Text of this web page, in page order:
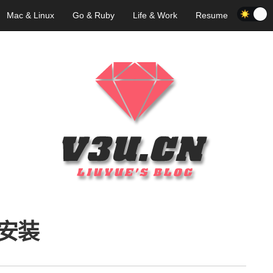
Mac & Linux Go & Ruby Life & Work Resume
装